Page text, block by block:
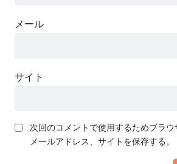
メール
サイト
次回のコメントで使用するためブラウ
メールアドレス、サイトを保存する。